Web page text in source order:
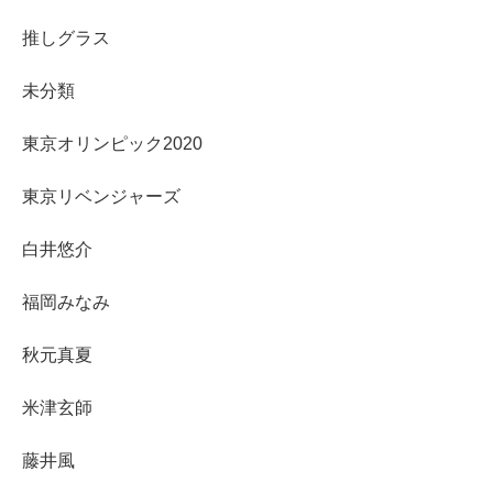
推しグラス
未分類
東京オリンピック2020
東京リベンジャーズ
白井悠介
福岡みなみ
秋元真夏
米津玄師
藤井風